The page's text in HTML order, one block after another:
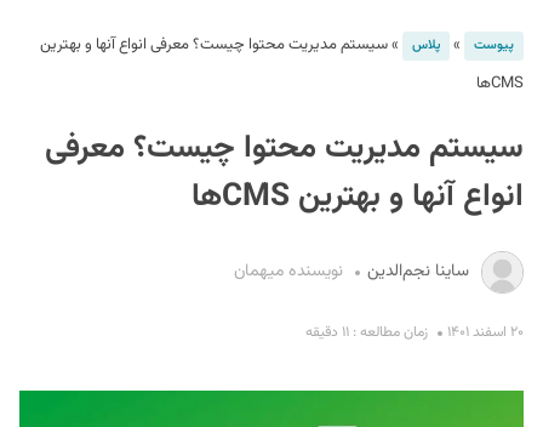
پیوست » پلاس »سیستم مدیریت محتوا چیست؟ معرفی انواع آنها و بهترین
CMSها
سیستم مدیریت محتوا چیست؟ معرفی
انواع آنها و بهترین CMSها
ساینا نجم‌الدین نویسنده میهمان
۲۰ اسفند ۱۴۰۱ زمان مطالعه : ۱۱ دقیقه